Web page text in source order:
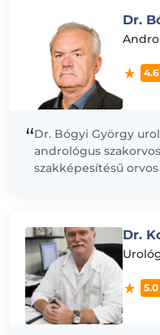
Dr.
4.6
“Dr. Bógyi György
andrológus
szakképesítésű
Dr.
5.0